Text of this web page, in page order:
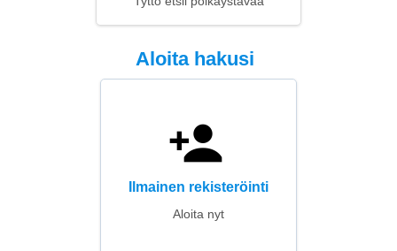
Aloita hakusi
Ilmainen rekisteröinti
Aloita nyt